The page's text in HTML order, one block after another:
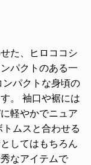
た、ヒロココシ
パクトのある一
パクトな身頃の
。 袖口や裾には
軽やかでニュア
ムスと合わせる
してはもちろん
なアイテムで